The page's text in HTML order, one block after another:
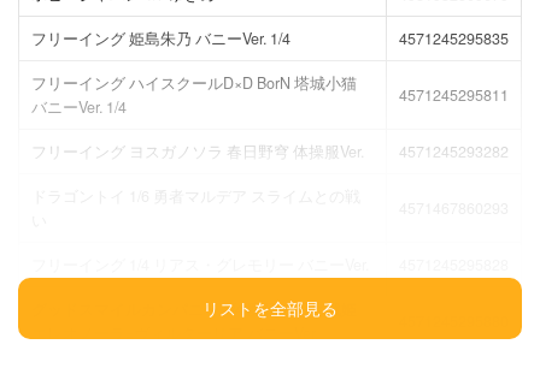
フリーイング 姫島朱乃 バニーVer. 1/4 4571245295835
フリーイング ハイスクールD×D BorN 塔城小猫
バニーVer. 1/4
4571245295811
フリーイング ヨスガノソラ 春日野穹 体操服Ver. 4571245293282
グッドスマイルカンパニー 1/4 魔弾の王と戦姫